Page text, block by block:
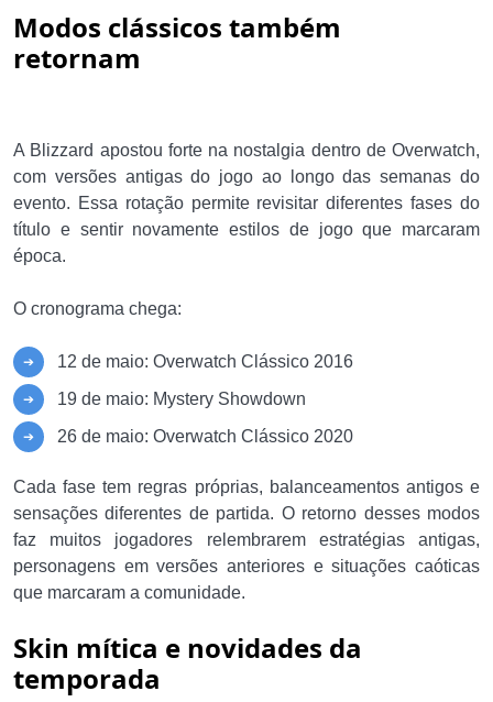
Modos clássicos também
retornam
A Blizzard apostou forte na nostalgia dentro de Overwatch,
com versões antigas do jogo ao longo das semanas do
evento. Essa rotação permite revisitar diferentes fases do
título e sentir novamente estilos de jogo que marcaram
época.
O cronograma chega:
12 de maio: Overwatch Clássico 2016
19 de maio: Mystery Showdown
26 de maio: Overwatch Clássico 2020
Cada fase tem regras próprias, balanceamentos antigos e
sensações diferentes de partida. O retorno desses modos
faz muitos jogadores relembrarem estratégias antigas,
personagens em versões anteriores e situações caóticas
que marcaram a comunidade.
Skin mítica e novidades da
temporada